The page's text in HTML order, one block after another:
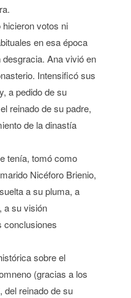
hicieron votos ni
en esa época
Ana vivió en
Intensificó sus
a pedido de su
reinado de su padre,
de la dinastía
tenía, tomó como
Nicéforo Brienio,
a su pluma, a
a su visión
conclusiones
sobre el
(gracias a los
del reinado de su